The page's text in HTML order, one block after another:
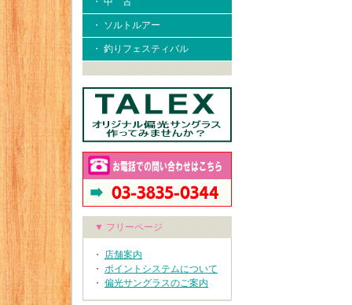
・ ソルトルアー
・ 釣りフェスティバル
▼ フリーページ
・ 店舗案内
・ ポイントシステムについて
・ 偏光サングラスのご案内